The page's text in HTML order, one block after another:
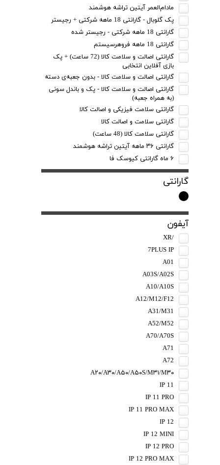
مادام‌العمر آیتین تراشه هوشمند
پک گلوبال - گارانتی 18 ماهه شرکتی + رجیستر
گارانتی 18 ماهه شرکتی - رجیستر شده
گارانتی 18 ماهه فروهرسیستم
گارانتی اصالت و سلامت کالا (72 ساعت) + پک
بازی آفلاین انتخابی
گارانتی اصالت و سلامت کالا - بدون جعبه‌ی دسته
گارانتی اصالت و سلامت کالا - پک و باندل سونی
(به همراه‌ جعبه)
گارانتی سلامت فیزیکی و اصالت کالا
گارانتی سلامت و اصالت کالا
گارانتی سلامت کالا (48 ساعت)
گارانتی ۳۶ ماهه آیتین تراشه هوشمند
۶ ماه گارانتی کیوسک‌ فا
گارانتی
آیفون
/XR
7PLUS IP
A01
A03S/A02S
A10/A10S
A12/M12/F12
A31/M31
A52/M52
A70/A70S
A71
A72
A۲۰/A۳۰/A۵۰/A۵۰S/M۳۱/M۳۰
IP 11
IP 11 PRO
IP 11 PRO MAX
IP 12
IP 12 MINI
IP 12 PRO
IP 12 PRO MAX